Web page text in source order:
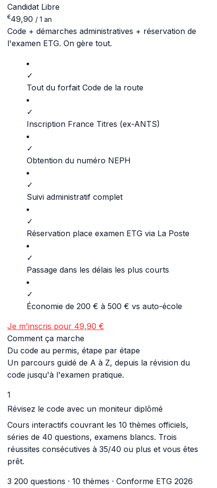
Candidat Libre
€49,90 / 1 an
Code + démarches administratives + réservation de
l'examen ETG. On gère tout.
✓
Tout du forfait Code de la route
✓
Inscription France Titres (ex-ANTS)
✓
Obtention du numéro NEPH
✓
Suivi administratif complet
✓
Réservation place examen ETG via La Poste
✓
Passage dans les délais les plus courts
✓
Économie de 200 € à 500 € vs auto-école
Je m'inscris pour 49,90 €
Comment ça marche
Du code au permis, étape par étape
Un parcours guidé de A à Z, depuis la révision du
code jusqu'à l'examen pratique.
1
Révisez le code avec un moniteur diplômé
Cours interactifs couvrant les 10 thèmes officiels,
séries de 40 questions, examens blancs. Trois
réussites consécutives à 35/40 ou plus et vous êtes
prêt.
3 200 questions · 10 thèmes · Conforme ETG 2026